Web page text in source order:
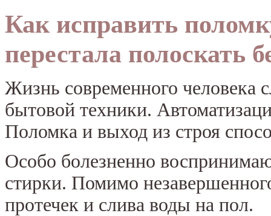
Как исправить
перестала полоскать
Жизнь современного человека
бытовой техники.
Поломка и выход из строя
Особо болезненно
стирки. Помимо
протечек и слива воды на пол.